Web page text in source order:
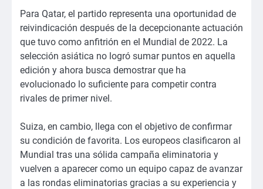
Para Qatar, el partido representa una oportunidad de
reivindicación después de la decepcionante actuación
que tuvo como anfitrión en el Mundial de 2022. La
selección asiática no logró sumar puntos en aquella
edición y ahora busca demostrar que ha
evolucionado lo suficiente para competir contra
rivales de primer nivel.
Suiza, en cambio, llega con el objetivo de confirmar
su condición de favorita. Los europeos clasificaron al
Mundial tras una sólida campaña eliminatoria y
vuelven a aparecer como un equipo capaz de avanzar
a las rondas eliminatorias gracias a su experiencia y